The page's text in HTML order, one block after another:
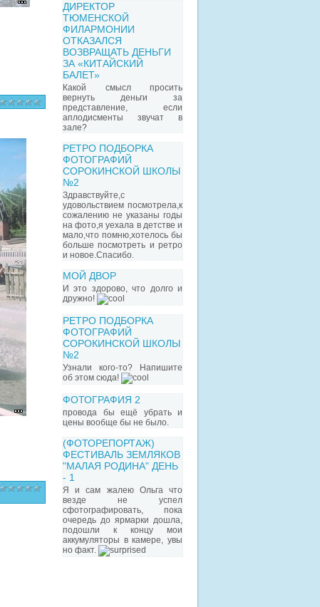
ДИРЕКТОР
ТЮМЕНСКОЙ
ФИЛАРМОНИИ
ОТКАЗАЛСЯ
ВОЗВРАЩАТЬ ДЕНЬГИ
ЗА «КИТАЙСКИЙ
БАЛЕТ»
Какой смысл просить
вернуть деньги за
представление, если
аплодисменты звучат в
зале?
РЕТРО ПОДБОРКА
ФОТОГРАФИЙ
СОРОКИНСКОЙ ШКОЛЫ
№2
Здравствуйте,с
удовольствием посмотрела,к
сожалению не указаны годы
на фото,я уехала в детстве и
мало,что помню,хотелось бы
больше посмотреть и ретро
и новое.Спасибо.
МОЙ ДВОР
И это здорово, что долго и
дружно!
РЕТРО ПОДБОРКА
ФОТОГРАФИЙ
СОРОКИНСКОЙ ШКОЛЫ
№2
Узнали кого-то? Напишите
об этом сюда!
ФОТОГРАФИЯ 2
провода бы ещё убрать и
цены вообще бы не было.
(ФОТОРЕПОРТАЖ)
ФЕСТИВАЛЬ ЗЕМЛЯКОВ
"МАЛАЯ РОДИНА" ДЕНЬ
- 1
Я и сам жалею Ольга что
везде не успел
сфотографировать, пока
очередь до ярмарки дошла,
подошли к концу мои
аккумуляторы в камере, увы
но факт.